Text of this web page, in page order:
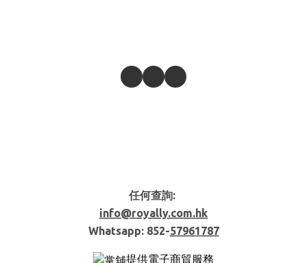
任何查詢:
info@royally.com.hk
Whatsapp: 852-57961787
提供電子商貿服務